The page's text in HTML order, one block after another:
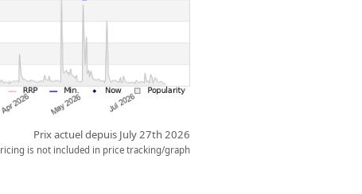
Prix actuel depuis July 27th 2026
is not included in price tracking/graph